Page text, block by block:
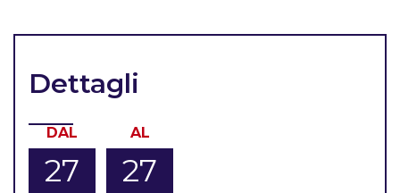
Dettagli
DAL
27
AL
27